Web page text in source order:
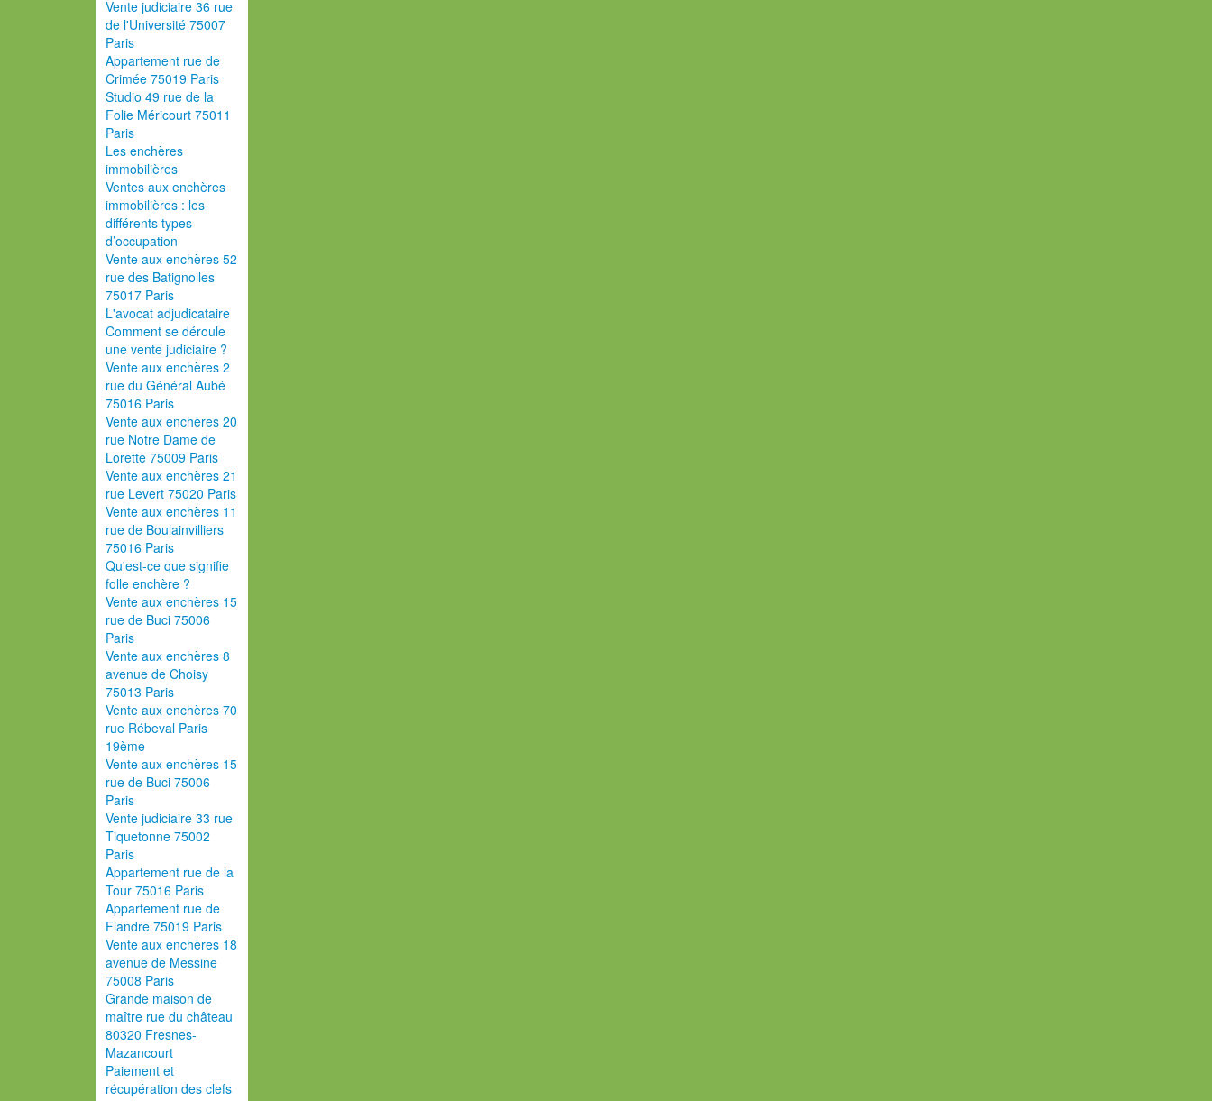
Vente judiciaire 36 rue
de l'Université 75007
Paris
Appartement rue de
Crimée 75019 Paris
Studio 49 rue de la
Folie Méricourt 75011
Paris
Les enchères
immobilières
Ventes aux enchères
immobilières : les
différents types
d’occupation
Vente aux enchères 52
rue des Batignolles
75017 Paris
L'avocat adjudicataire
Comment se déroule
une vente judiciaire ?
Vente aux enchères 2
rue du Général Aubé
75016 Paris
Vente aux enchères 20
rue Notre Dame de
Lorette 75009 Paris
Vente aux enchères 21
rue Levert 75020 Paris
Vente aux enchères 11
rue de Boulainvilliers
75016 Paris
Qu'est-ce que signifie
folle enchère ?
Vente aux enchères 15
rue de Buci 75006
Paris
Vente aux enchères 8
avenue de Choisy
75013 Paris
Vente aux enchères 70
rue Rébeval Paris
19ème
Vente aux enchères 15
rue de Buci 75006
Paris
Vente judiciaire 33 rue
Tiquetonne 75002
Paris
Appartement rue de la
Tour 75016 Paris
Appartement rue de
Flandre 75019 Paris
Vente aux enchères 18
avenue de Messine
75008 Paris
Grande maison de
maître rue du château
80320 Fresnes-
Mazancourt
Paiement et
récupération des clefs